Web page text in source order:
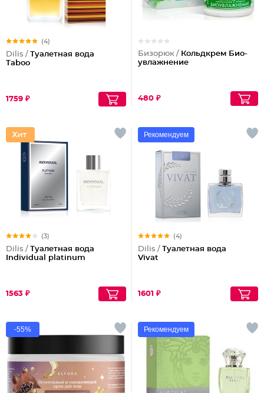
(4)
Dilis / Туалетная вода
Taboo
1759 ₽
Бизорюк / Кольдкрем Био-
увлажнение
480 ₽
(3)
Dilis / Туалетная вода
Individual platinum
1563 ₽
Рекомендуем
(4)
Dilis / Туалетная вода
Vivat
1601 ₽
-55% Рекомендуем